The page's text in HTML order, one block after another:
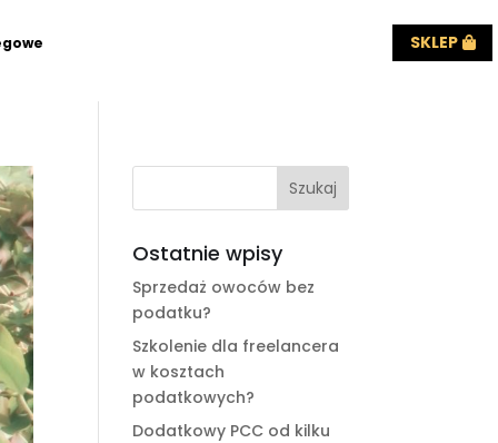
SKLEP
Ostatnie wpisy
Sprzedaż owoców bez
podatku?
Szkolenie dla freelancera
w kosztach
podatkowych?
Dodatkowy PCC od kilku